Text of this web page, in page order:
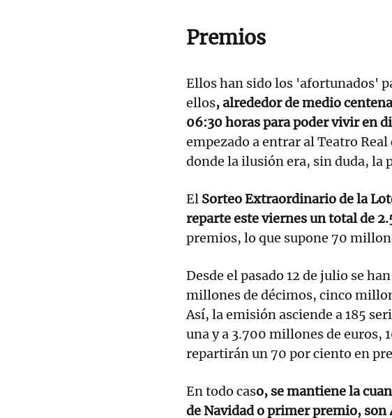
Premios
Ellos han sido los 'afortunados'
ellos, alrededor de medio
06:30 horas para poder vivir en
empezado a entrar al Teatro
donde la ilusión era, sin duda, la
El Sorteo Extraordinario de la
reparte este viernes un total de
premios, lo que supone 70
Desde el pasado 12 de julio se
millones de décimos, cinco
Así, la emisión asciende a 185
una y a 3.700 millones de euros,
repartirán un 70 por ciento en
En todo caso, se mantiene la
de Navidad o primer premio, son